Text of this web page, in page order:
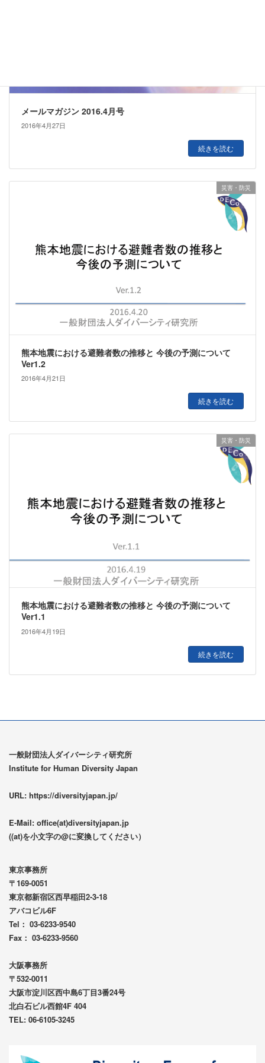
メールマガジン 2016.4月号
2016年4月27日
続きを読む
災害・防災
熊本地震における避難者数の推移と 今後の予測について
Ver1.2
2016年4月21日
続きを読む
災害・防災
熊本地震における避難者数の推移と 今後の予測について
Ver1.1
2016年4月19日
続きを読む
一般財団法人ダイバーシティ研究所
Institute for Human Diversity Japan
URL: https://diversityjapan.jp/
E-Mail: office(at)diversityjapan.jp
((at)を小文字の@に変換してください）
東京事務所
〒169-0051
東京都新宿区西早稲田2-3-18
アバコビル6F
Tel： 03-6233-9540
Fax： 03-6233-9560
大阪事務所
〒532-0011
大阪市淀川区西中島6丁目3番24号
北白石ビル西館4F 404
TEL: 06-6105-3245